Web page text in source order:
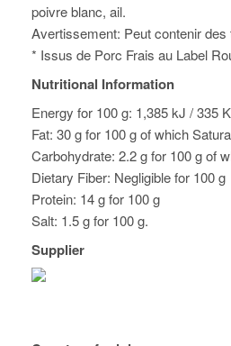
poivre blanc, ail.
Avertissement: Peut contenir
* Issus de Porc Frais au Label
Nutritional Information
Energy for 100 g: 1,385 kJ / 335
Fat: 30 g for 100 g of which
Carbohydrate: 2.2 g for 100 g of
Dietary Fiber: Negligible for 100 g
Protein: 14 g for 100 g
Salt: 1.5 g for 100 g.
Supplier